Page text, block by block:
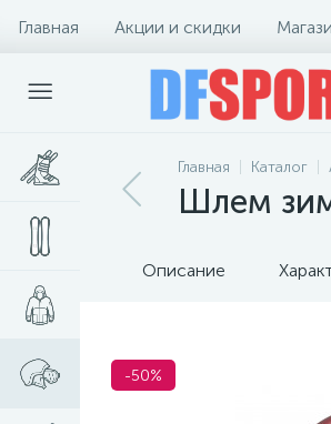
Главная Акции и скидки
Главная Каталог
Шлем
Описание
-50%